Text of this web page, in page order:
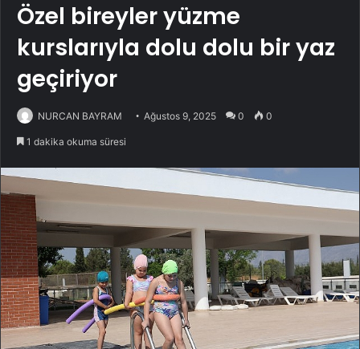
Özel bireyler yüzme
kurslarıyla dolu dolu bir yaz
geçiriyor
NURCAN BAYRAM Ağustos 9, 2025 0 0
1 dakika okuma süresi